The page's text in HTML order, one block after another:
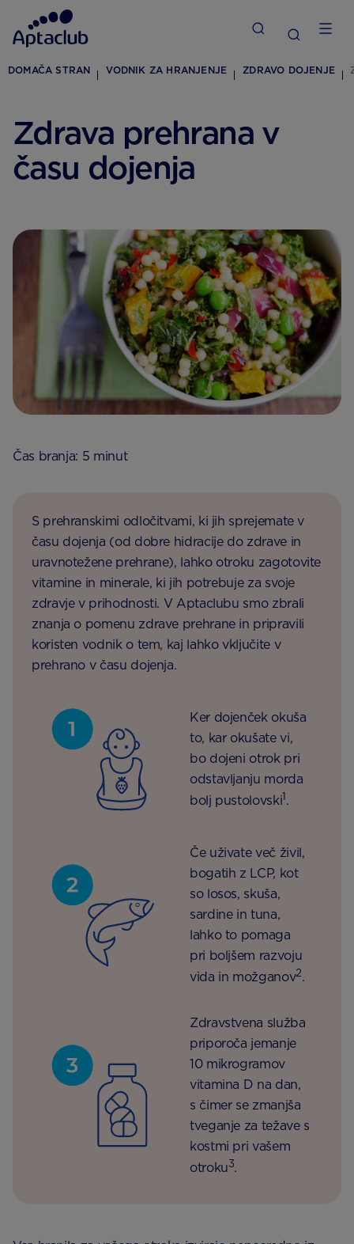
DOMAČA STRAN VODNIK ZA HRANJENJE ZDRAVO DOJENJE
Zdrava prehrana v
času dojenja
Čas branja: 5 minut
S prehranskimi odločitvami, ki jih sprejemate v
času dojenja (od dobre hidracije do zdrave in
uravnotežene prehrane), lahko otroku zagotovite
vitamine in minerale, ki jih potrebuje za svoje
zdravje v prihodnosti. V Aptaclubu smo zbrali
znanja o pomenu zdrave prehrane in pripravili
koristen vodnik o tem, kaj lahko vključite v
prehrano v času dojenja.
Ker dojenček okuša
to, kar okušate vi,
bo dojeni otrok pri
odstavljanju morda
bolj pustolovski1.
Če uživate več živil,
bogatih z LCP, kot
so losos, skuša,
sardine in tuna,
lahko to pomaga
pri boljšem razvoju
vida in možganov2.
Zdravstvena služba
priporoča jemanje
10 mikrogramov
vitamina D na dan,
s čimer se zmanjša
tveganje za težave s
kostmi pri vašem
otroku3.